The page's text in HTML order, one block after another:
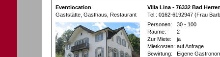
Eventlocation
Gaststätte, Gasthaus , Restaurant
Villa Lina - 76332 Bad
Tel.: 0162-6192947 (Frau
Personen:
30 - 100
Räume:
2
Zur Miete:
ja
Mietkosten: auf Anfrage
Bewirtung:
Eigene